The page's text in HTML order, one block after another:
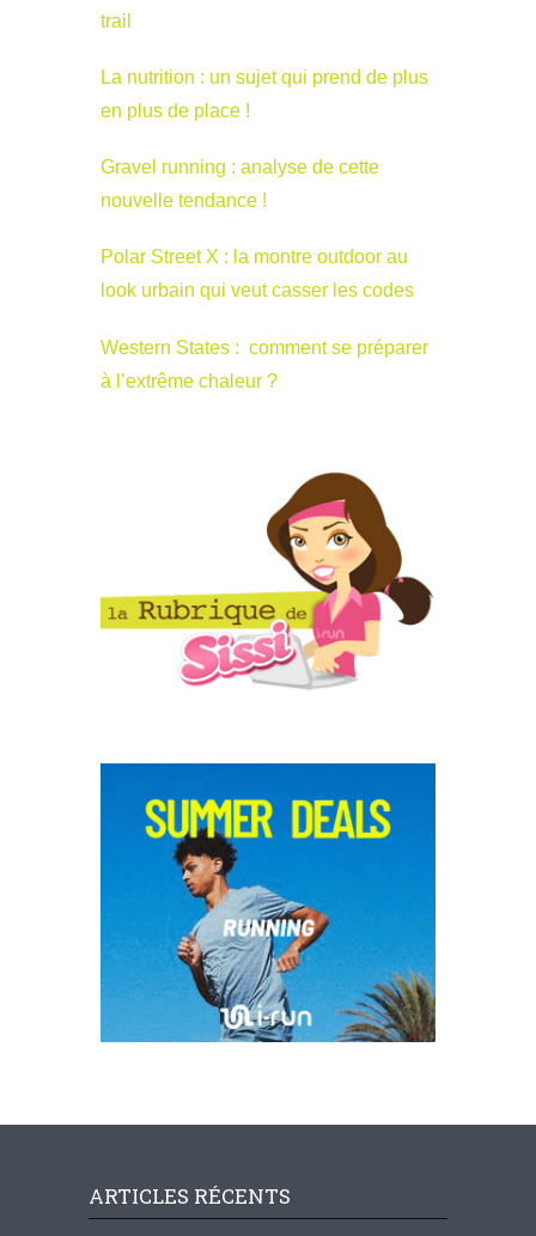
trail
La nutrition : un sujet qui prend de plus
en plus de place !
Gravel running : analyse de cette
nouvelle tendance !
Polar Street X : la montre outdoor au
look urbain qui veut casser les codes
Western States : comment se préparer
à l’extrême chaleur ?
ARTICLES RÉCENTS